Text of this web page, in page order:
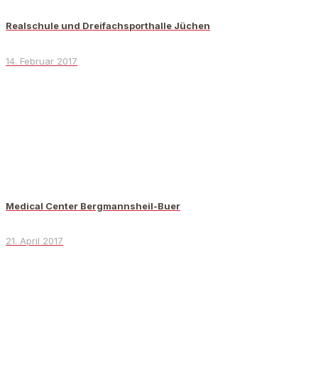
Realschule und Dreifachsporthalle Jüchen
14. Februar 2017
Medical Center Bergmannsheil-Buer
21. April 2017